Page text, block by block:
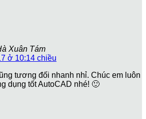
Xuân Tám
ở 10:14 chiều
tương đối nhanh nhỉ. Chúc em luôn
dụng tốt AutoCAD nhé! 🙂